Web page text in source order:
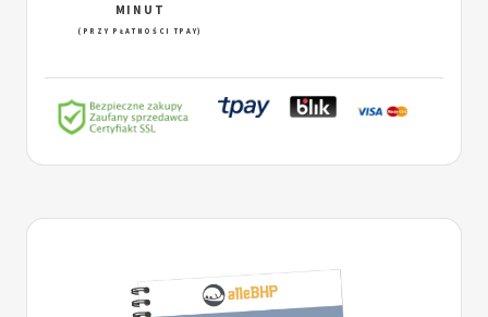
MINUT
(PRZY PŁATNOŚCI TPAY)